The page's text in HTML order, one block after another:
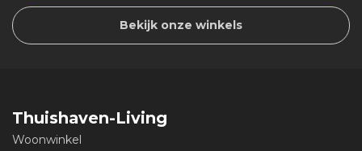
Bekijk onze winkels
Thuishaven-Living
Woonwinkel